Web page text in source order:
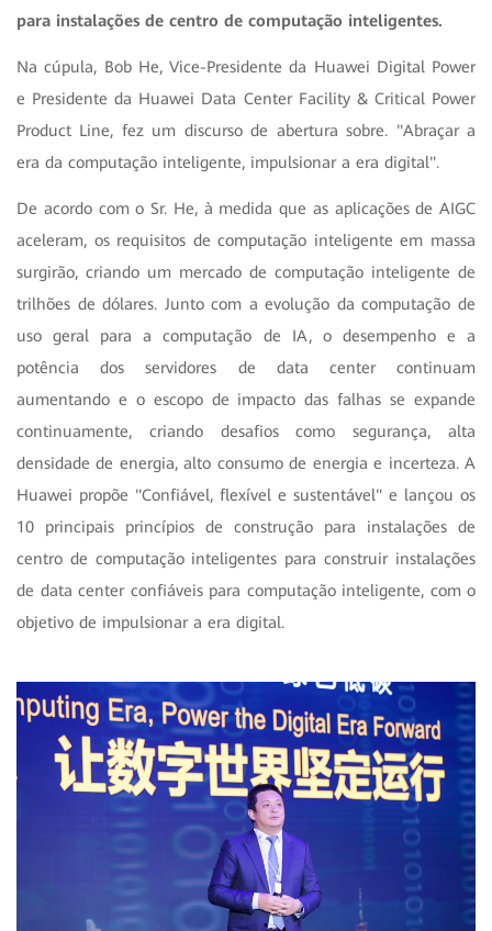
para instalações de centro de computação inteligentes.
Na cúpula, Bob He, Vice-Presidente da Huawei Digital Power
e Presidente da Huawei Data Center Facility & Critical Power
Product Line, fez um discurso de abertura sobre. "Abraçar a
era da computação inteligente, impulsionar a era digital".
De acordo com o Sr. He, à medida que as aplicações de AIGC
aceleram, os requisitos de computação inteligente em massa
surgirão, criando um mercado de computação inteligente de
trilhões de dólares. Junto com a evolução da computação de
uso geral para a computação de IA, o desempenho e a
potência dos servidores de data center continuam
aumentando e o escopo de impacto das falhas se expande
continuamente, criando desafios como segurança, alta
densidade de energia, alto consumo de energia e incerteza. A
Huawei propõe "Confiável, flexível e sustentável" e lançou os
10 principais princípios de construção para instalações de
centro de computação inteligentes para construir instalações
de data center confiáveis para computação inteligente, com o
objetivo de impulsionar a era digital.